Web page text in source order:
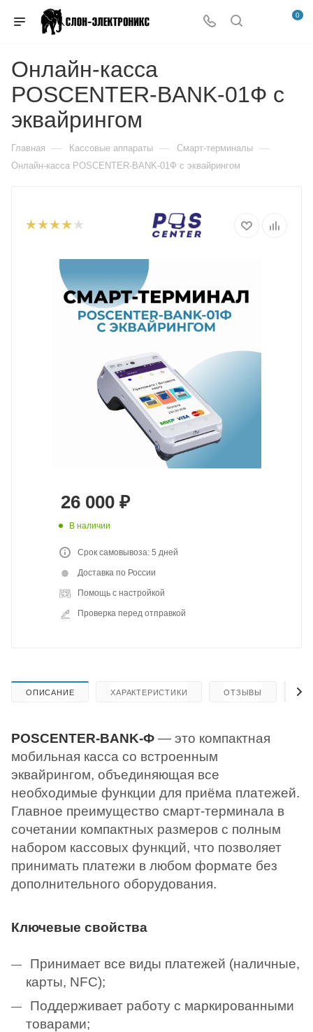
0
Онлайн-касса
POSCENTER-BANK-01Ф с
эквайрингом
Главная — Кассовые аппараты — Смарт-терминалы —
Онлайн-касса POSCENTER-BANK-01Ф с эквайрингом
26 000 ₽
В наличии
Срок самовывоза: 5 дней
Доставка по России
Помощь с настройкой
Проверка перед отправкой
ОПИСАНИЕ ХАРАКТЕРИСТИКИ ОТЗЫВЫ
POSCENTER-BANK-Ф — это компактная
мобильная касса со встроенным
эквайрингом, объединяющая все
необходимые функции для приёма платежей.
Главное преимущество смарт-терминала в
сочетании компактных размеров с полным
набором кассовых функций, что позволяет
принимать платежи в любом формате без
дополнительного оборудования.
Ключевые свойства
Принимает все виды платежей (наличные,
карты, NFC);
Поддерживает работу с маркированными
товарами;